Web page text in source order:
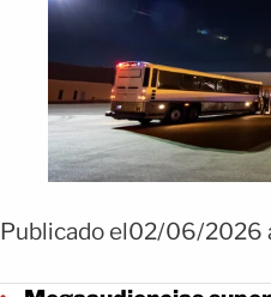
Publicado el02/06/2026